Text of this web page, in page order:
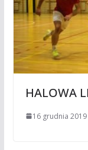
HALOWA
16 grudnia 2019